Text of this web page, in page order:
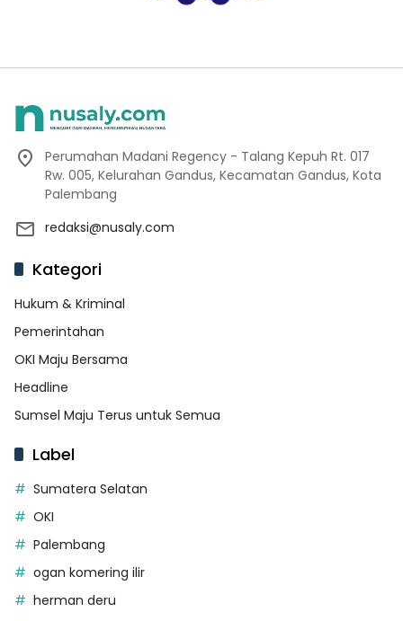
Perumahan Madani Regency - Talang Kepuh Rt. 017
Rw. 005, Kelurahan Gandus, Kecamatan Gandus, Kota
Palembang
redaksi@nusaly.com
Kategori
Hukum & Kriminal
Pemerintahan
OKI Maju Bersama
Headline
Sumsel Maju Terus untuk Semua
Label
Sumatera Selatan
OKI
Palembang
ogan komering ilir
herman deru